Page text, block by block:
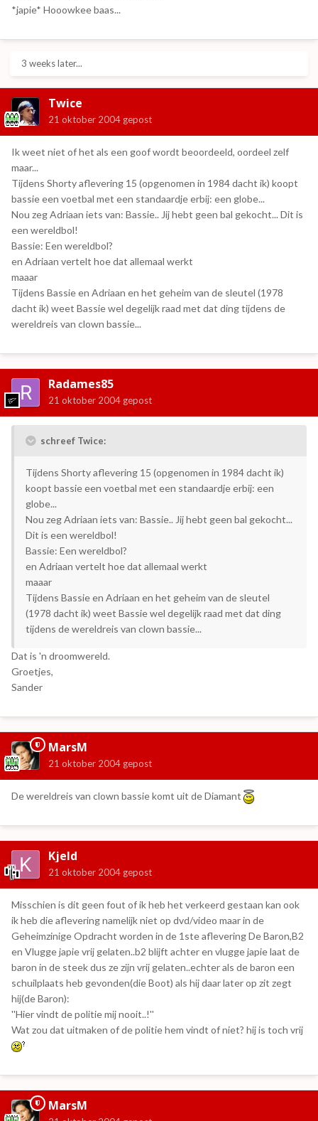
*japie* Hooowkee baas...
3 weeks later...
Twice
21 oktober 2004 gepost
Ik weet niet of het als een goof wordt beoordeeld, oordeel zelf
maar...
Tijdens Shorty aflevering 15 (opgenomen in 1984 dacht ik) koopt
bassie een voetbal met een standaardje erbij: een globe...
Nou zeg Adriaan iets van: Bassie.. Jij hebt geen bal gekocht... Dit is
een wereldbol!
Bassie: Een wereldbol?
en Adriaan vertelt hoe dat allemaal werkt
maaar
Tijdens Bassie en Adriaan en het geheim van de sleutel (1978
dacht ik) weet Bassie wel degelijk raad met dat ding tijdens de
wereldreis van clown bassie...
Radames85
21 oktober 2004 gepost
schreef Twice:
Tijdens Shorty aflevering 15 (opgenomen in 1984 dacht ik)
koopt bassie een voetbal met een standaardje erbij: een
globe...
Nou zeg Adriaan iets van: Bassie.. Jij hebt geen bal gekocht...
Dit is een wereldbol!
Bassie: Een wereldbol?
en Adriaan vertelt hoe dat allemaal werkt
maaar
Tijdens Bassie en Adriaan en het geheim van de sleutel
(1978 dacht ik) weet Bassie wel degelijk raad met dat ding
tijdens de wereldreis van clown bassie...
Dat is 'n droomwereld.
Groetjes,
Sander
MarsM
21 oktober 2004 gepost
De wereldreis van clown bassie komt uit de Diamant
Kjeld
21 oktober 2004 gepost
Misschien is dit geen fout of ik heb het verkeerd gestaan kan ook
ik heb die aflevering namelijk niet op dvd/video maar in de
Geheimzinige Opdracht worden in de 1ste aflevering De Baron,B2
en Vlugge japie vrij gelaten..b2 blijft achter en vlugge japie laat de
baron in de steek dus ze zijn vrij gelaten..echter als de baron een
schuilplaats heb gevonden(die Boot) als hij daar later op zit zegt
hij(de Baron):
''Hier vindt de politie mij nooit..!''
Wat zou dat uitmaken of de politie hem vindt of niet? hij is toch vrij
MarsM